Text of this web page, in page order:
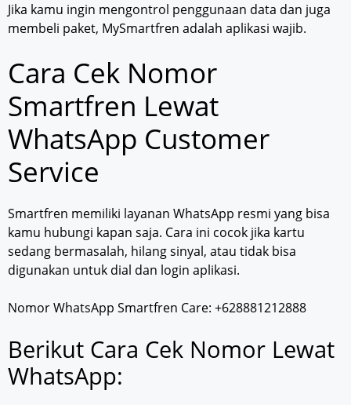
Jika kamu ingin mengontrol penggunaan data dan juga
membeli paket, MySmartfren adalah aplikasi wajib.
Cara Cek Nomor
Smartfren Lewat
WhatsApp Customer
Service
Smartfren memiliki layanan WhatsApp resmi yang bisa
kamu hubungi kapan saja. Cara ini cocok jika kartu
sedang bermasalah, hilang sinyal, atau tidak bisa
digunakan untuk dial dan login aplikasi.
Nomor WhatsApp Smartfren Care: +628881212888
Berikut Cara Cek Nomor Lewat
WhatsApp: